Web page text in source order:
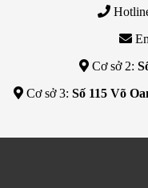
Cơ sở 2:
Cơ sở 3: Số 115 Võ